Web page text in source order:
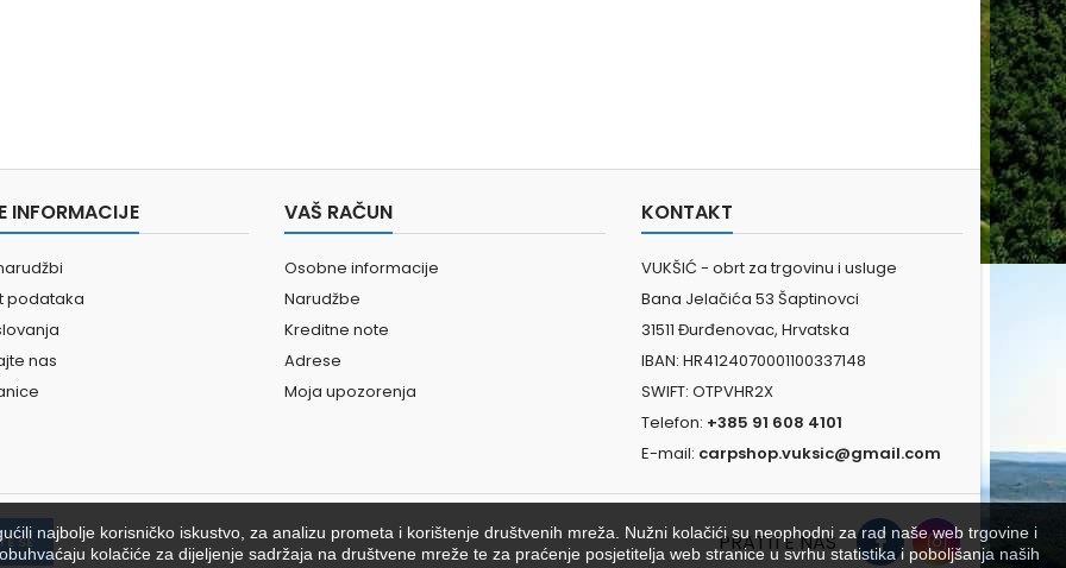
INFORMACIJE
podataka
nas
VAŠ RAČUN
Osobne informacije
Narudžbe
Kreditne note
Adrese
Moja upozorenja
KONTAKT
VUKŠIĆ - obrt za trgovinu i usluge
Bana Jelačića 53 Šaptinovci
31511 Đurđenovac, Hrvatska
IBAN: HR4124070001100337148
SWIFT: OTPVHR2X
Telefon: +385 91 608 4101
E-mail: carpshop.vuksic@gmail.com
najbolje korisničko iskustvo, za analizu prometa i korištenje društvenih mreža. Nužni kolačići su neophodni za rad naše web trgovine i
kolačiće za dijeljenje sadržaja na društvene mreže te za praćenje posjetitelja web stranice u svrhu statistika i poboljšanja naših
PRATITE NAS